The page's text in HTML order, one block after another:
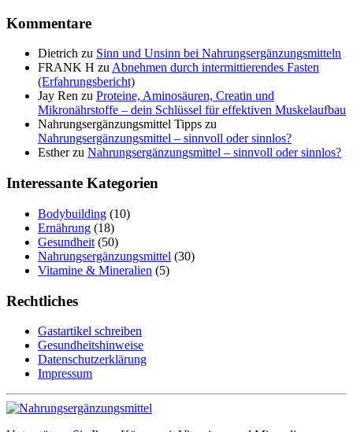
Kommentare
Dietrich zu Sinn und Unsinn bei Nahrungsergänzungsmitteln
FRANK H zuAbnehmen durch intermittierendes Fasten
(Erfahrungsbericht)
Jay Ren zu Proteine, Aminosäuren, Creatin und
Mikronährstoffe – dein Schlüssel für effektiven Muskelaufbau
Nahrungsergänzungsmittel Tipps zu
Nahrungsergänzungsmittel – sinnvoll oder sinnlos?
Estherzu Nahrungsergänzungsmittel – sinnvoll oder sinnlos?
Interessante Kategorien
Bodybuilding (10)
Ernährung (18)
Gesundheit (50)
Nahrungsergänzungsmittel (30)
Vitamine & Mineralien (5)
Rechtliches
Gastartikel schreiben
Gesundheitshinweise
Datenschutzerklärung
Impressum